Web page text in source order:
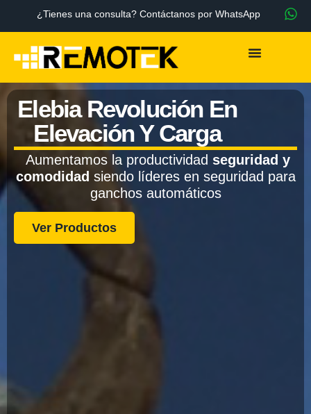
¿Tienes una consulta? Contáctanos por WhatsApp
Elebia Revolución En
Elevación Y Carga
Aumentamos la productividad seguridad y
comodidad siendo líderes en seguridad para
ganchos automáticos
Ver Productos